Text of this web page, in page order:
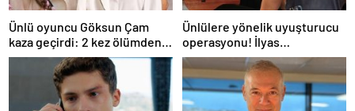
Ünlü oyuncu Göksun Çam
kaza geçirdi: 2 kez ölümden
döndüm
Ünlülere yönelik uyuşturucu
operasyonu! İlyas
Yalçıntaş'tan ilk açıklama